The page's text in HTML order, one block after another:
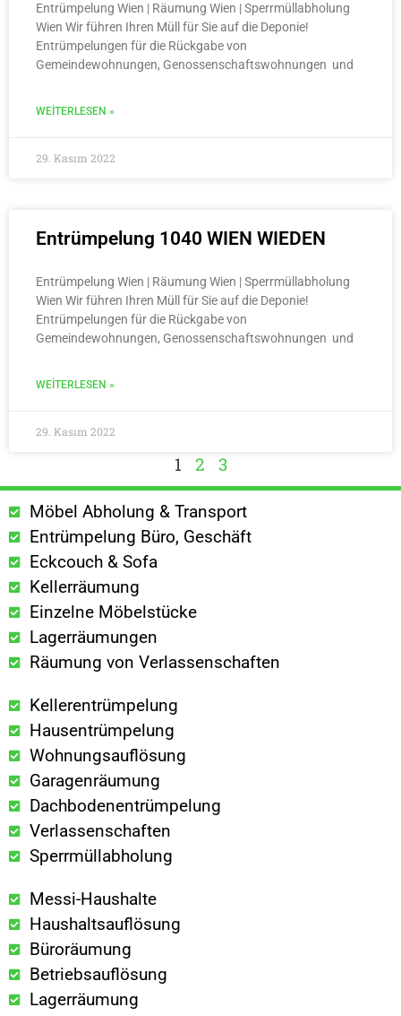
Entrümpelung Wien | Räumung Wien | Sperrmüllabholung
Wien Wir führen Ihren Müll für Sie auf die Deponie!
Entrümpelungen für die Rückgabe von
Gemeindewohnungen, Genossenschaftswohnungen und
WEITERLESEN »
29. Kasım 2022
Entrümpelung 1040 WIEN WIEDEN
Entrümpelung Wien | Räumung Wien | Sperrmüllabholung
Wien Wir führen Ihren Müll für Sie auf die Deponie!
Entrümpelungen für die Rückgabe von
Gemeindewohnungen, Genossenschaftswohnungen und
WEITERLESEN »
29. Kasım 2022
1 2 3
Möbel Abholung & Transport
Entrümpelung Büro, Geschäft
Eckcouch & Sofa
Kellerräumung
Einzelne Möbelstücke
Lagerräumungen
Räumung von Verlassenschaften
Kellerentrümpelung
Hausentrümpelung
Wohnungsauflösung
Garagenräumung
Dachbodenentrümpelung
Verlassenschaften
Sperrmüllabholung
Messi-Haushalte
Haushaltsauflösung
Büroräumung
Betriebsauflösung
Lagerräumung